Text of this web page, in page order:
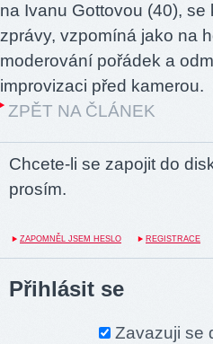
na Ivanu Gottovou (40), se
zprávy, vzpomíná jako na
moderování pořádek a
improvizaci před kamerou.
ZPĚT NA ČLÁNEK
Chcete-li se zapojit do
prosím.
ZAPOMNĚL JSEM HESLO REGISTRACE
Přihlásit se
Zavazuji se